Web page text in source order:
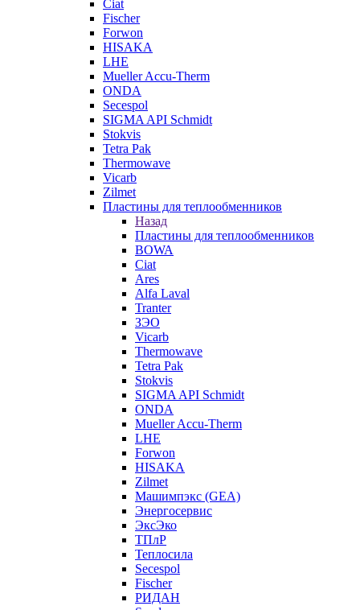
Ciat
Fischer
Forwon
HISAKA
LHE
Mueller Accu-Therm
ONDA
Secespol
SIGMA API Schmidt
Stokvis
Tetra Pak
Thermowave
Vicarb
Zilmet
Пластины для теплообменников
Назад
Пластины для теплообменников
BOWA
Ciat
Ares
Alfa Laval
Tranter
ЗЭО
Vicarb
Thermowave
Tetra Pak
Stokvis
SIGMA API Schmidt
ONDA
Mueller Accu-Therm
LHE
Forwon
HISAKA
Zilmet
Машимпэкс (GEA)
Энергосервис
ЭксЭко
ТПлР
Теплосила
Secespol
Fischer
РИДАН